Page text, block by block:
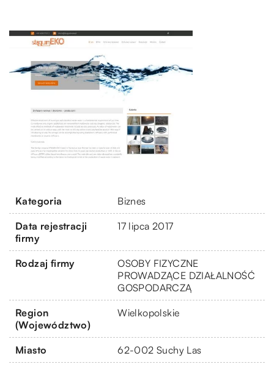
Kategoria Biznes
Data rejestracji
firmy
17 lipca 2017
Rodzaj firmy
OSOBY FIZYCZNE
PROWADZĄCE DZIAŁALNOŚĆ
GOSPODARCZĄ
Region
(Województwo)
Wielkopolskie
Miasto 62-002 Suchy Las